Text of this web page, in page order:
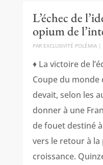
L’échec de
opium de
PAR EXCLUSIVITÉ POLÉMIA|
♦ La victoire de
Coupe du monde
devait, selon les
donner à une
de fouet destiné
vers le retour à la
croissance.